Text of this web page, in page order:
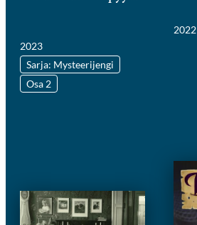
2023
Sarja: Mysteerijengi
Osa 2
2022